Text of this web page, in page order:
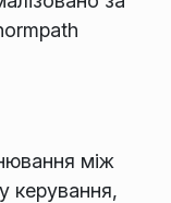
між
керування,